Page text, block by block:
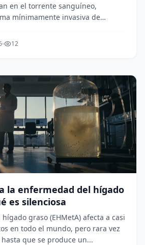
en el torrente sanguíneo,
mínimamente invasiva de
12
la enfermedad del hígado
es silenciosa
graso (EHMetA) afecta a casi
en todo el mundo, pero rara vez
que se produce un...